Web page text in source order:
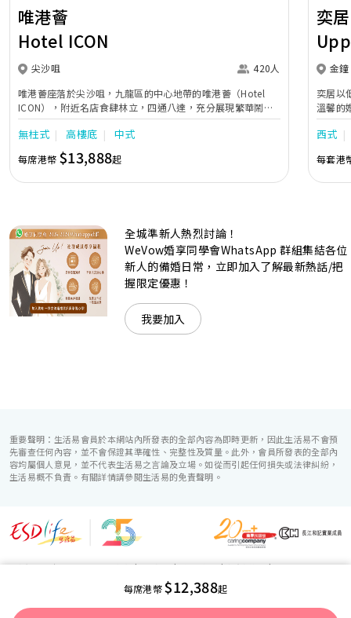
唯港薈
Hotel ICON
尖沙咀
420人
唯港薈座落於尖沙咀，九龍區的中心地帶的唯港薈（Hotel
ICON），附近名店食肆林立，四通八達，充分展現繁華鬧巿
中的活力個性，成為一眾準新人舉辦婚宴的熱門之選。專業團
隊由策劃統籌至所有婚宴每個細節，唯港薈都力臻完美，保證
讓您留下獨特的醉人回憶。 擁有時尚高樓頂的Silverbox宴會
廳，配置了全套先進的視聽影音及燈光設備配套，並採用極富
現代時尚感的水晶玻璃燈，演繹出與別不同的經典神韻。不論
準新人的個性及預算﹔保證為您打造夢寐以求的特別日子，令
賓客永誌難忘！
無柱式 高樓底 中式
每席港幣 $13,888起
奕居
金鐘
奕居以
溫馨的
團隊會
西式
每套港
全城準新人熱烈討論！
WeVow婚享同學會WhatsApp 群組集結各位
新人的備婚日常，立即加入了解最新熱話/把
握限定優惠！
我要加入
每席港幣$12,388起
重要聲明：生活易會員於本網站內所發表的全部內容為即時更新，因此生活易不會預
先審查任何內容，並不會保證其準確性、完整性及質量。此外，會員所發表的全部內
容均屬個人意見，並不代表生活易之言論及立場。如從而引起任何損失或法律糾紛，
生活易概不負責。有關詳情請參閱生活易的免責聲明。
生活易服務範圍 ：電子商貿|IT 方案|廣告宣傳|新婚導航|